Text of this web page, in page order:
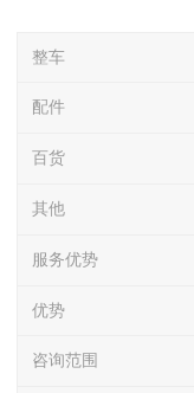
整车
配件
百货
其他
服务优势
优势
咨询范围